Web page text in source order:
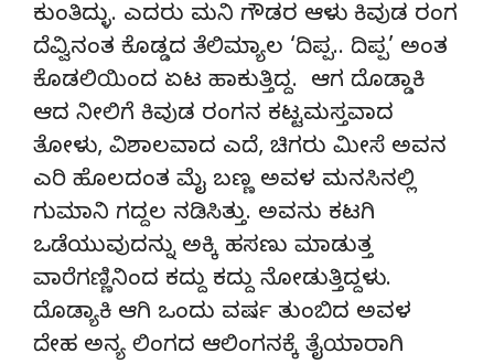
ಕುಂತಿದ್ಳು. ಎದರು ಮನಿ ಗೌಡರ ಆಳು ಕಿವುಡ ರಂಗ
ದೆವ್ವಿನಂತ ಕೊಡ್ಡದ ತೆಲಿಮ್ಯಾಲ ‘ದಿಪ್ಪ.. ದಿಪ್ಪ’ ಅಂತ
ಕೊಡಲಿಯಿಂದ ಏಟ ಹಾಕುತ್ತಿದ್ದ. ಆಗ ದೊಡ್ಡಾಕಿ
ಆದ ನೀಲಿಗೆ ಕಿವುಡ ರಂಗನ ಕಟ್ಟಮಸ್ತವಾದ
ತೋಳು, ವಿಶಾಲವಾದ ಎದೆ, ಚಿಗರು ಮೀಸೆ ಅವನ
ಎರಿ ಹೊಲದಂತ ಮೈ ಬಣ್ಣ ಅವಳ ಮನಸಿನಲ್ಲಿ
ಗುಮಾನಿ ಗದ್ದಲ ನಡಿಸಿತ್ತು. ಅವನು ಕಟಗಿ
ಒಡೆಯುವುದನ್ನು ಅಕ್ಕಿ ಹಸಣು ಮಾಡುತ್ತ
ವಾರೆಗಣ್ಣಿನಿಂದ ಕದ್ದು ಕದ್ದು ನೋಡುತ್ತಿದ್ದಳು.
ದೊಡ್ಯಾಕಿ ಆಗಿ ಒಂದು ವರ್ಷ ತುಂಬಿದ ಅವಳ
ದೇಹ ಅನ್ಯ ಲಿಂಗದ ಆಲಿಂಗನಕ್ಕೆ ತೈಯಾರಾಗಿ